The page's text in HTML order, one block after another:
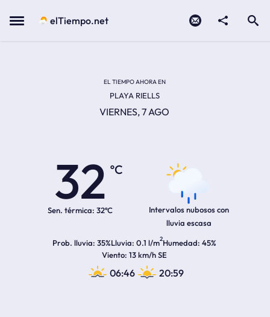
Menu elTiempo.net
EL TIEMPO AHORA EN
PLAYA RIELLS
VIERNES, 7 AGO
32
ºC
Sen. térmica: 32ºC
Intervalos nubosos con
lluvia escasa
Prob. lluvia 35%Lluvia 0.1 l/m2Humedad 45%
Viento 13 km/h SE
06:46 20:59